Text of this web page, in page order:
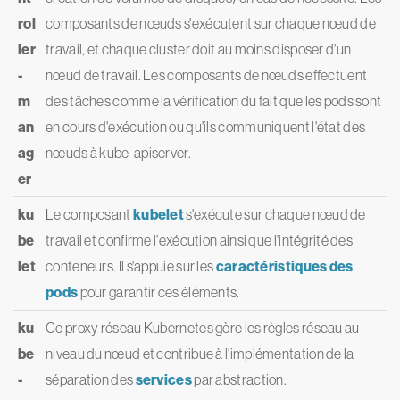
rol
ler
-
m
an
ag
er
composants de nœuds s'exécutent sur chaque nœud de
travail, et chaque cluster doit au moins disposer d'un
nœud de travail. Les composants de nœuds effectuent
des tâches comme la vérification du fait que les pods sont
en cours d'exécution ou qu'ils communiquent l'état des
nœuds à kube-apiserver.
ku
be
let
Le composant kubelets'exécute sur chaque nœud de
travail et confirme l'exécution ainsi que l'intégrité des
conteneurs. Il s'appuie sur lescaractéristiques des
podspour garantir ces éléments.
ku
be
-
Ce proxy réseau Kubernetes gère les règles réseau au
niveau du nœud et contribue à l'implémentation de la
séparation desservicespar abstraction.